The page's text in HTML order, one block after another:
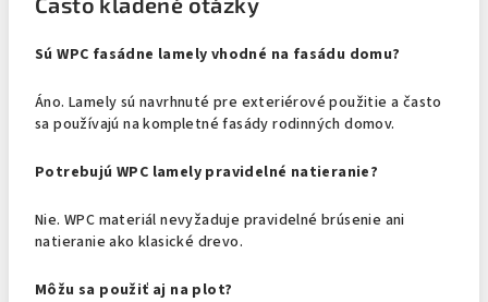
Sú WPC fasádne lamely vhodné na fasádu domu?
Áno. Lamely sú navrhnuté pre exteriérové použitie a často
sa používajú na kompletné fasády rodinných domov.
Potrebujú WPC lamely pravidelné natieranie?
Nie. WPC materiál nevyžaduje pravidelné brúsenie ani
natieranie ako klasické drevo.
Môžu sa použiť aj na plot?